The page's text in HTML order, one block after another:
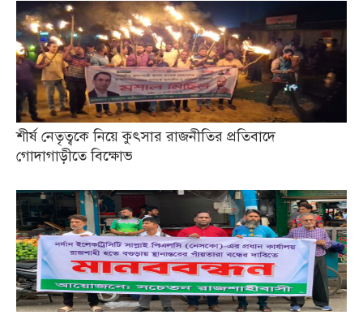
শীর্ষ নেতৃত্বকে নিয়ে কুৎসার রাজনীতির প্রতিবাদে
গোদাগাড়ীতে বিক্ষোভ